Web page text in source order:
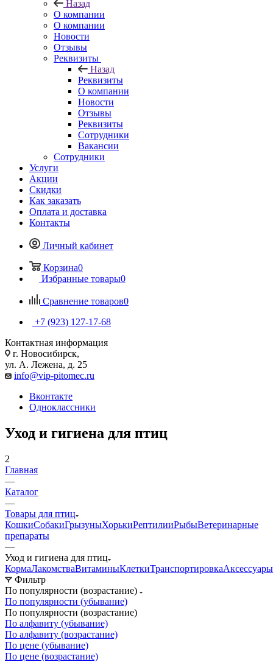
Назад
О компании
О компании
Новости
Отзывы
Реквизиты
Назад
Реквизиты
О компании
Новости
Отзывы
Реквизиты
Сотрудники
Вакансии
Сотрудники
Услуги
Акции
Скидки
Как заказать
Оплата и доставка
Контакты
Личный кабинет
Корзина0
Избранные товары0
Сравнение товаров0
+7 (923) 127-17-68
Контактная информация
г. Новосибирск,
ул. А. Лежена, д. 25
info@vip-pitomec.ru
Вконтакте
Одноклассники
Уход и гигиена для птиц
2
Главная
—
Каталог
—
Товары для птиц
КошкиСобакиГрызуныХорькиРептилииРыбыВетеринарные
препараты
—
Уход и гигиена для птиц
КормаЛакомстваВитаминыКлеткиТранспортировкаАксессуары
Фильтр
По популярности (возрастание)
По популярности (убывание)
По популярности (возрастание)
По алфавиту (убывание)
По алфавиту (возрастание)
По цене (убывание)
По цене (возрастание)